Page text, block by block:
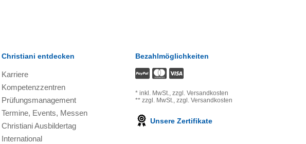
Christiani entdecken
Karriere
Kompetenzzentren
Prüfungsmanagement
Termine, Events, Messen
Christiani Ausbildertag
International
Bezahlmöglichkeiten
* inkl. MwSt., zzgl. Versandkosten
** zzgl. MwSt., zzgl. Versandkosten
Unsere Zertifikate